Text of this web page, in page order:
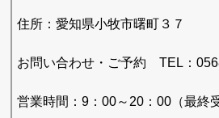
住所：愛知県小牧市曙町３７
お問い合わせ・ご予約 TEL：
営業時間：9：00～20：00（最終